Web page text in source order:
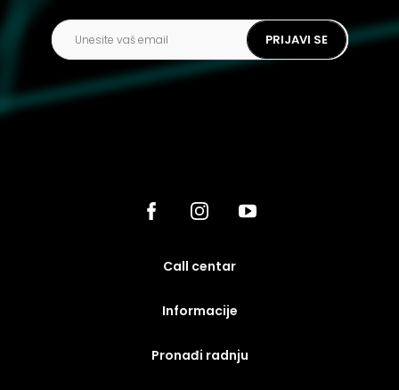
PRIJAVI SE
call centar
Informacije
Pronađi radnju